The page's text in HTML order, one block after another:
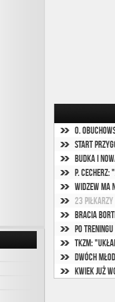
O.
Start
Budka i
P. Cecherz:
Widzew ma
23
Bracia
Po
TKzM:
Dwóch
Kwiek już